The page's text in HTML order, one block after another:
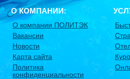
О КОМПАНИИ:
О компании ПОЛИТЭК
Вакансии
Новости
Карта сайта
Политика
конфиденциальности